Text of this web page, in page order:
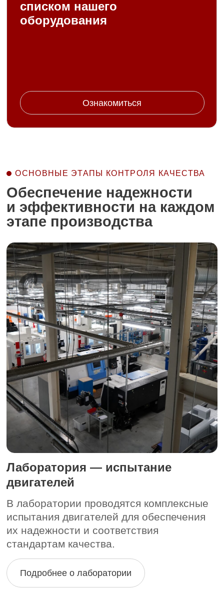
мощностей, сочетаний чисел пазов ротора и
статора и др. Имеются научные публикации.
«Славянка»
Компания «Совэлмаш» специализируется
на разработке и постановке в производство
энергоэффективных асинхронных двигателей
с улучшенными характеристиками для
различных отраслей.
Ручной
электроинструмент
и системы привода
Читать детали
Ручной
электроинструмент
и системы привода
Общепромышленные
двигатели
Читать детали
Общепромышленные
двигатели
Производство, наука и СМИ
НОВОСТНОЙ РАЗДЕЛ